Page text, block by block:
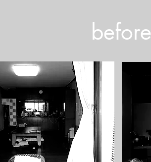
​before